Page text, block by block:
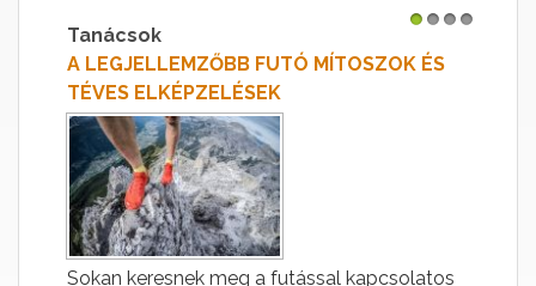
Tanácsok
A LEGJELLEMZŐBB FUTÓ MÍTOSZOK ÉS
TÉVES ELKÉPZELÉSEK
Sokan keresnek meg a futással kapcsolatos